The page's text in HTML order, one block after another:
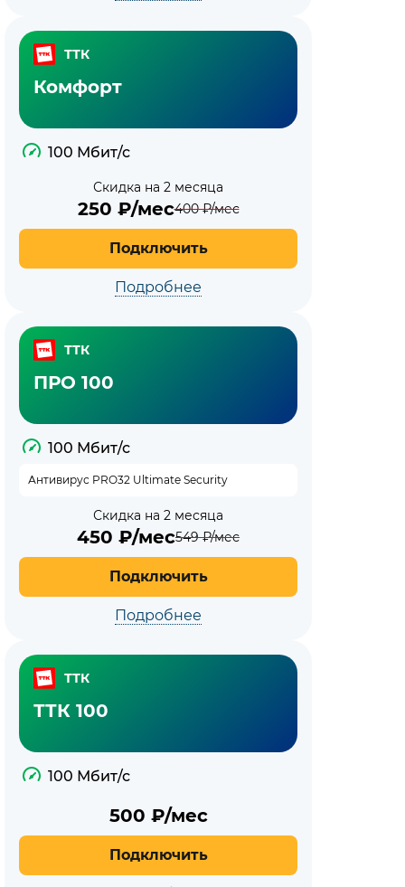
ТТК
Комфорт
100 Мбит/с
Скидка на 2 месяца
250 ₽/мес400₽/мес
Подключить
Подробнее
ТТК
ПРО 100
100 Мбит/с
Антивирус PRO32 Ultimate Security
Скидка на 2 месяца
450 ₽/мес549₽/мес
Подключить
Подробнее
ТТК
ТТК 100
100 Мбит/с
500 ₽/мес
Подключить